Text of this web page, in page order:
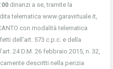
dinanzi a se, tramite la
telematica www.garavirtuale.it,
con modalità telematica
dell’art. 573 c.p.c. e della
24 D.M. 26 febbraio 2015, n. 32,
descritti nella perizia